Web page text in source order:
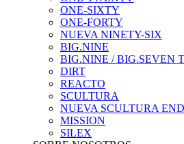
ONE-SIXTY
ONE-FORTY
NUEVA NINETY-SIX
BIG.NINE
BIG.NINE / BIG.SEVEN
DIRT
REACTO
SCULTURA
NUEVA SCULTURA
MISSION
SILEX